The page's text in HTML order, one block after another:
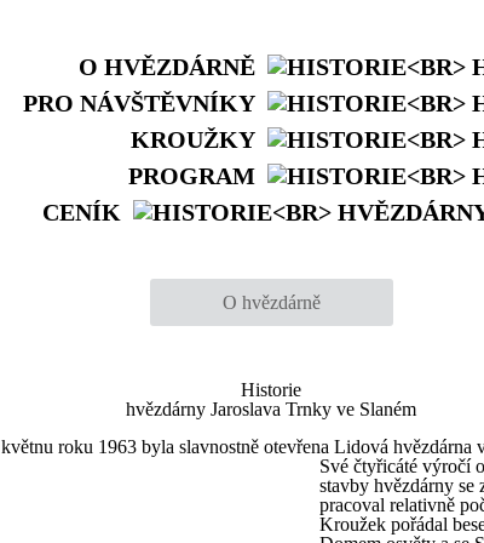
O HVĚZDÁRNĚ
PRO NÁVŠTĚVNÍKY
KROUŽKY
PROGRAM
CENÍK
O hvězdárně
Historie
hvězdárny Jaroslava Trnky ve Slaném
roku 1963 byla slavnostně otevřena Lidová hvězdárna
Své čtyřicáté výročí
stavby hvězdárny se
pracoval relativně
Kroužek pořádal